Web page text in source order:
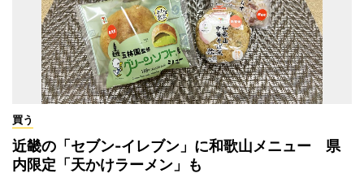
買う
近畿の「セブン-イレブン」に和歌山メニュー 県
内限定「天かけラーメン」も